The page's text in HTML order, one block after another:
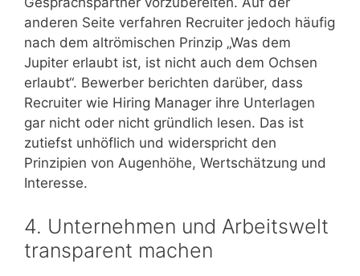
anderen Seite verfahren Recruiter jedoch häufig
nach dem altrömischen Prinzip „Was dem
Jupiter erlaubt ist, ist nicht auch dem Ochsen
erlaubt“. Bewerber berichten darüber, dass
Recruiter wie Hiring Manager ihre Unterlagen
gar nicht oder nicht gründlich lesen. Das ist
zutiefst unhöflich und widerspricht den
Prinzipien von Augenhöhe, Wertschätzung und
Interesse.
4. Unternehmen und Arbeitswelt
transparent machen